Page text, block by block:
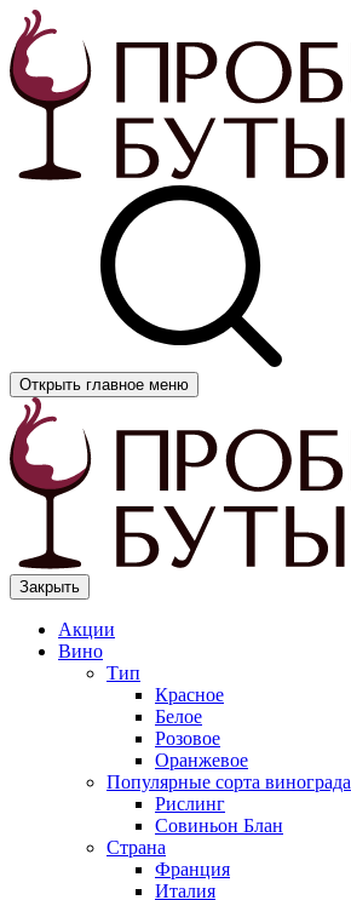
Открыть главное меню
Закрыть
Акции
Вино
Тип
Красное
Белое
Розовое
Оранжевое
Популярные сорта винограда
Рислинг
Совиньон Блан
Страна
Франция
Италия